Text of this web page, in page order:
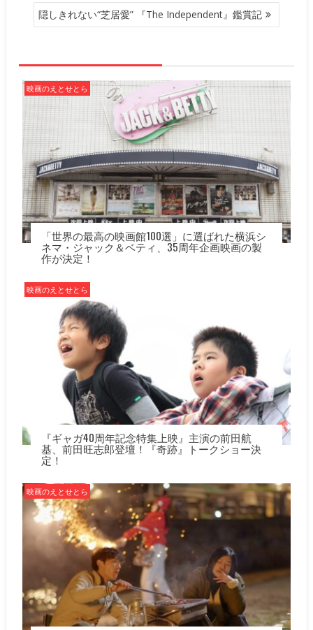
ョ
ン
隠しきれない“芝居愛” 『The Independent』鑑賞記
映画のえとせとら
「世界の最高の映画館100選」に選ばれた横浜シ
ネマ・ジャック＆ベティ、35周年企画映画の製
作が決定！
映画のえとせとら
『ギャガ40周年記念特集上映』主演の前田航
基、前田旺志郎登壇！『奇跡』トークショー決
定！
映画のえとせとら